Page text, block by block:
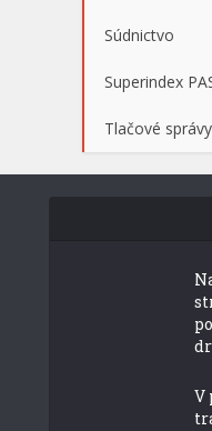
Súdnictvo
Superindex
Tlačové správy
V